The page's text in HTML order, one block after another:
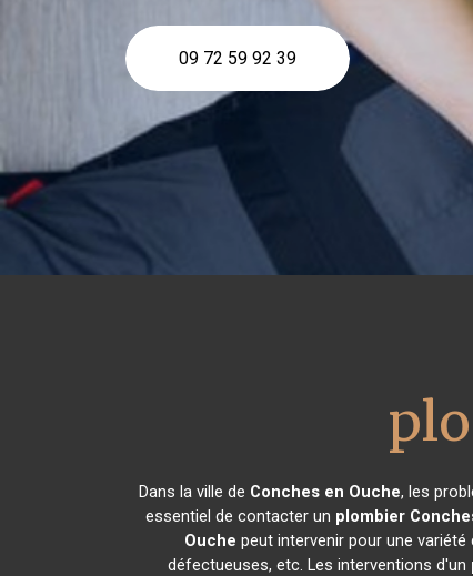
09 72 59 92 39
Dans la ville de Conches en Ouche, les
essentiel de contacter un plombier
Ouche peut intervenir pour une
défectueuses, etc. Les interventions d'un